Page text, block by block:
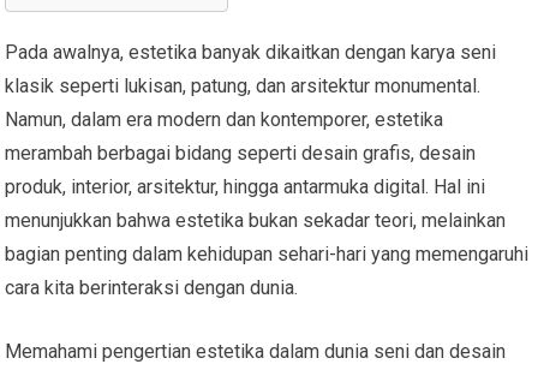
Pada awalnya, estetika banyak dikaitkan dengan karya seni
klasik seperti lukisan, patung, dan arsitektur monumental.
Namun, dalam era modern dan kontemporer, estetika
merambah berbagai bidang seperti desain grafis, desain
produk, interior, arsitektur, hingga antarmuka digital. Hal ini
menunjukkan bahwa estetika bukan sekadar teori, melainkan
bagian penting dalam kehidupan sehari-hari yang memengaruhi
cara kita berinteraksi dengan dunia.
Memahami pengertian estetika dalam dunia seni dan desain